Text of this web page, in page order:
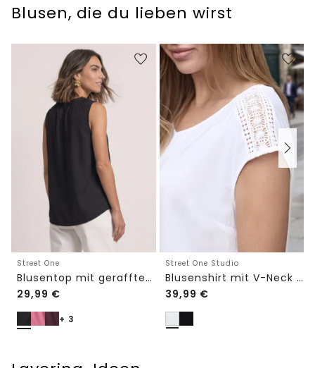
Blusen, die du lieben wirst
Street One
Blusentop mit gerafftem Rundhals
29,99 €
+ 3
Street One Studio
Blusenshirt mit V-Neck und Spitze
39,99 €